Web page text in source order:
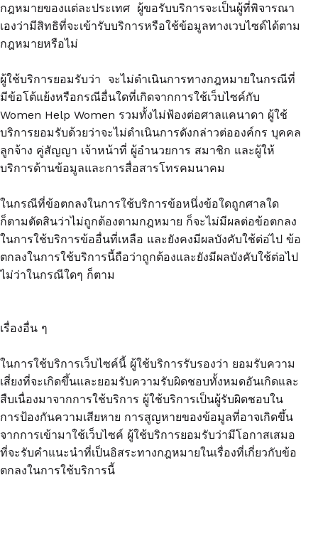
กฎหมายของแต่ละประเทศ ผู้ขอรับบริการจะเป็นผู้ที่พิจารณา
เองว่ามีสิทธิที่จะเข้ารับบริการหรือใช้ข้อมูลทางเวบไซด์ได้ตาม
กฎหมายหรือไม่
ผู้ใช้บริการยอมรับว่า จะไม่ดำเนินการทางกฎหมายในกรณีที่
มีข้อโต้แย้งหรือกรณีอื่นใดที่เกิดจากการใช้เว็บไซค์กับ
Women Help Women รวมทั้งไม่ฟ้องต่อศาลแคนาดา ผู้ใช้
บริการยอมรับด้วยว่าจะไม่ดำเนินการดังกล่าวต่อองค์กร บุคคล
ลูกจ้าง คู่สัญญา เจ้าหน้าที่ ผู้อำนวยการ สมาชิก และผู้ให้
บริการด้านข้อมูลและการสื่อสารโทรคมนาคม
ในกรณีที่ข้อตกลงในการใช้บริการข้อหนึ่งข้อใดถูกศาลใด
ก็ตามตัดสินว่าไม่ถูกต้องตามกฎหมาย ก็จะไม่มีผลต่อข้อตกลง
ในการใช้บริการข้ออื่นที่เหลือ และยังคงมีผลบังคับใช้ต่อ่ไป ข้อ
ตกลงในการใช้บริการนี้ถือว่าถูกต้องและยังมีผลบังคับใช้ต่อไป
ไม่ว่าในกรณีใดๆ ก็ตาม
เรื่องอื่น ๆ
ในการใช้บริการเว็บไซค์นี้ ผู้ใช้บริการรับรองว่า ยอมรับความ
เสี่ยงที่จะเกิดขึ้นและยอมรับความรับผิดชอบทั้งหมดอันเกิดและ
สืบเนื่องมาจากการใช้บริการ ผู้ใช้บริการเป็นผู้รับผิดชอบใน
การป้องกันความเสียหาย การสูญหายของข้อมูลที่อาจเกิดขึ้น
จากการเข้ามาใช้เว็บไซค์ ผู้ใช้บริการยอมรับว่ามีโอกาสเสมอ
ที่จะรับคำแนะนำที่เป็นอิสระทางกฎหมายในเรื่องที่เกี่ยวกับข้อ
ตกลงในการใช้บริการนี้